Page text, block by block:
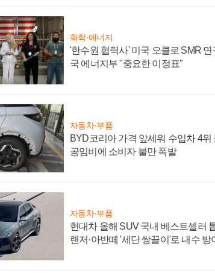
화학·에너지
'한수원 협력사' 미국 오클로 SMR 연
국 에너지부 "중요한 이정표"
자동차·부품
BYD코리아 가격 앞세워 수입차 4위
공임비에 소비자 불만 폭발
자동차·부품
현대차 올해 SUV 국내 베스트셀러
랜저·아반떼 '세단 쌍끌이'로 내수 방